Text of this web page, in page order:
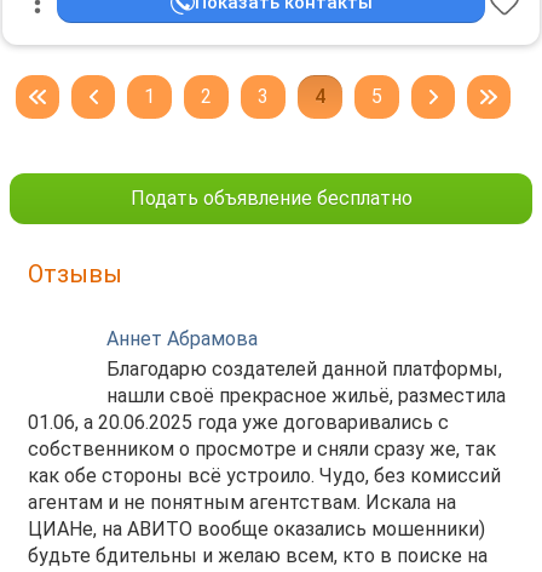
Холодильник, Стиральная машина, Кондиционер,
Телевизор, Интернет. Можно с детьми, Можно с
животными.
1 2 3 4 5
Подать объявление бесплатно
Отзывы
Аннет Абрамова
Благодарю создателей данной платформы,
нашли своё прекрасное жильё, разместила
01.06, а 20.06.2025 года уже договаривались с
собственником о просмотре и сняли сразу же, так
как обе стороны всё устроило. Чудо, без комиссий
агентам и не понятным агентствам. Искала на
ЦИАНе, на АВИТО вообще оказались мошенники)
будьте бдительны и желаю всем, кто в поиске на